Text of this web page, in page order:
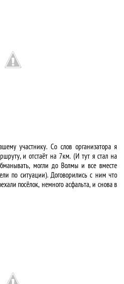
участнику. Со слов организатора я
и отстаёт на 7км. (И тут я стал на
могли до Волмы и все вместе
по ситуации). Договорились с ним что
посёлок, немного асфальта, и снова в